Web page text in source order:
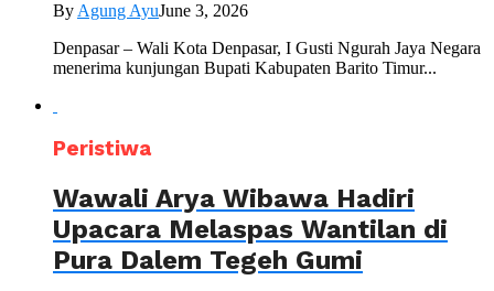
ByAgung AyuJune 3, 2026
Denpasar – Wali Kota Denpasar, I Gusti Ngurah Jaya Negara
menerima kunjungan Bupati Kabupaten Barito Timur...
Peristiwa
Wawali Arya Wibawa Hadiri
Upacara Melaspas Wantilan di
Pura Dalem Tegeh Gumi